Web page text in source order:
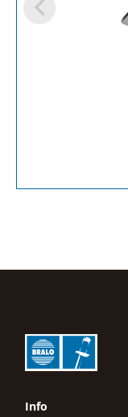
Info